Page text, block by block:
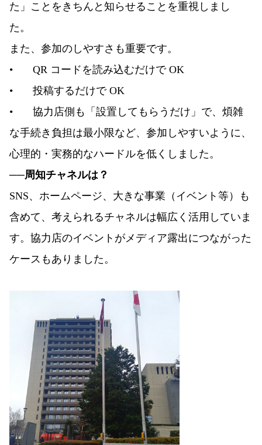
た」ことをきちんと知らせることを重視しまし
た。
また、参加のしやすさも重要です。
•
QR コードを読み込むだけで OK
•
投稿するだけで OK
•
協力店側も「設置してもらうだけ」で、煩雑
な手続き負担は最小限など、参加しやすいように、
心理的・実務的なハードルを低くしました。
──周知チャネルは？
SNS、ホームページ、大きな事業（イベント等）も
含めて、考えられるチャネルは幅広く活用していま
す。協力店のイベントがメディア露出につながった
ケースもありました。